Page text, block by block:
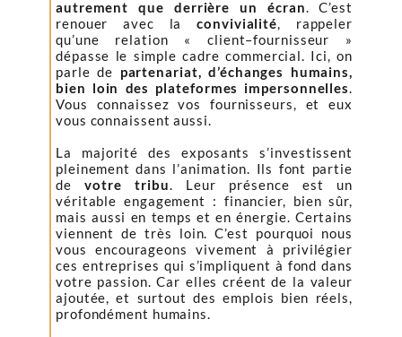
autrement que derrière un écran. C’est
renouer avec laconvivialité, rappeler
qu’une relation « client–fournisseur »
dépasse le simple cadre commercial. Ici, on
parle de partenariat, d’échanges humains,
bien loin des plateformes impersonnelles.
Vous connaissez vos fournisseurs, et eux
vous connaissent aussi.
La majorité des exposants s’investissent
pleinement dans l’animation. Ils font partie
devotre tribu. Leur présence est un
véritable engagement : financier, bien sûr,
mais aussi en temps et en énergie. Certains
viennent de très loin. C’est pourquoi nous
vous encourageons vivement à privilégier
ces entreprises qui s’impliquent à fond dans
votre passion. Car elles créent de la valeur
ajoutée, et surtout des emplois bien réels,
profondément humains.